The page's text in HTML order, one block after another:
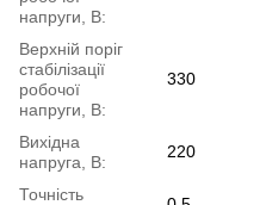
напруги, В:
Верхній поріг
стабілізації
робочої
напруги, В:
330
Вихідна
напруга, В:
220
Точність